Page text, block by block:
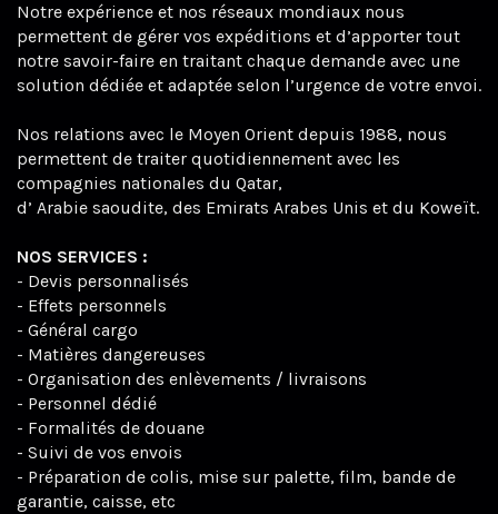
Notre expérience et nos réseaux mondiaux nous
permettent de gérer vos expéditions et d’apporter tout
notre savoir-faire en traitant chaque demande avec une
solution dédiée et adaptée selon l’urgence de votre envoi.
Nos relations avec le Moyen Orient depuis 1988, nous
permettent de traiter quotidiennement avec les
compagnies nationales du Qatar,
d’ Arabie saoudite, des Emirats Arabes Unis et du Koweït.
NOS SERVICES :
- Devis personnalisés
- Effets personnels
- Général cargo
- Matières dangereuses
- Organisation des enlèvements / livraisons
- Personnel dédié
- Formalités de douane
- Suivi de vos envois
- Préparation de colis, mise sur palette, film, bande de
garantie, caisse, etc